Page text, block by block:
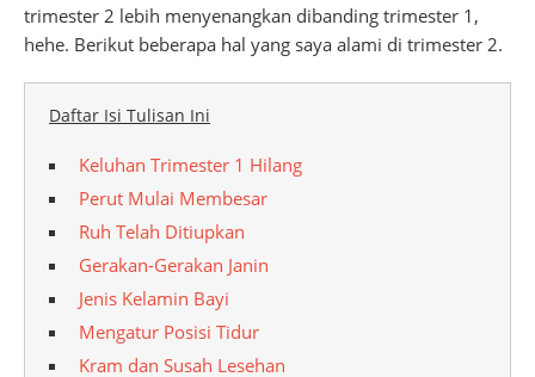
trimester 2 lebih menyenangkan dibanding trimester 1,
hehe. Berikut beberapa hal yang saya alami di trimester 2.
Daftar Isi Tulisan Ini
Keluhan Trimester 1 Hilang
Perut Mulai Membesar
Ruh Telah Ditiupkan
Gerakan-Gerakan Janin
Jenis Kelamin Bayi
Mengatur Posisi Tidur
Kram dan Susah Lesehan